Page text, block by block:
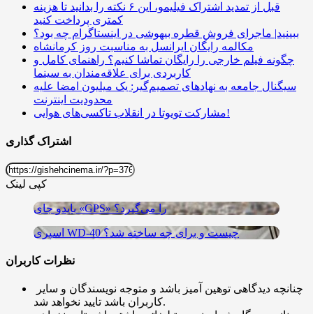
قبل از تمدید اشتراک فیلیمو، این ۶ نکته را بدانید تا هزینه
کمتری پرداخت کنید
ببینید| ماجرای فروش قطره بیهوشی در اینستاگرام چه بود؟
مکالمه رایگان ایرانسل به مناسبت روز کرمانشاه
چگونه فیلم خارجی را رایگان تماشا کنیم؟ راهنمای کامل و
کاربردی برای علاقه‌مندان به سینما
سیگنال جامعه به نهادهای تصمیم‌گیر: یک میلیون امضا علیه
محدودیت اینترنت
مشارکت تویوتا در انقلاب تاکسی‌های هوایی!
اشتراک گذاری
کپی لینک
بایدو جای «GPS» را می‌گیرد؟
اسپری WD-40 چیست و برای چه ساخته شد؟
نظرات کاربران
کاربران باشد تایید نخواهد شد.